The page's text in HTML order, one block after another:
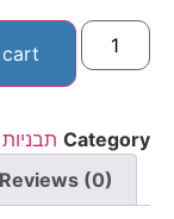
Category
Reviews (0)